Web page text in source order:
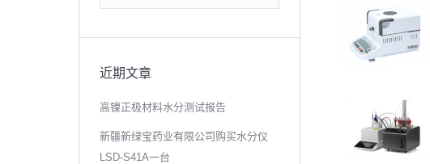
索：
近期文章
高镍正极材料水分测试报告
新疆新绿宝药业有限公司购买水分仪
LSD-S41A一台